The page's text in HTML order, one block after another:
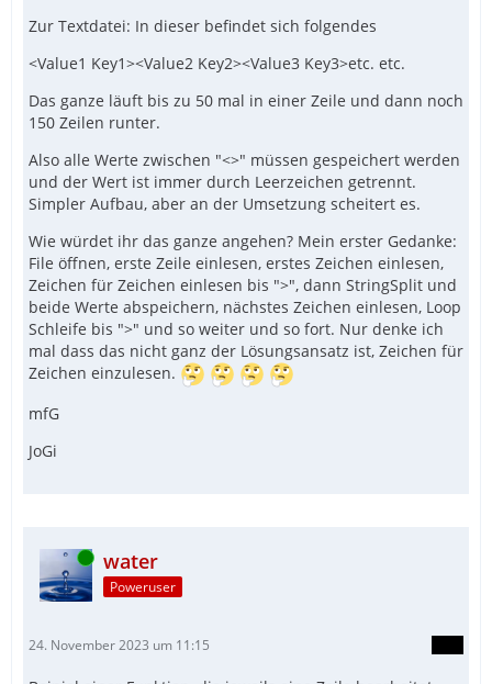
Zur Textdatei: In dieser befindet sich folgendes
<Value1 Key1><Value2 Key2><Value3 Key3>etc. etc.
Das ganze läuft bis zu 50 mal in einer Zeile und dann noch
150 Zeilen runter.
Also alle Werte zwischen "<>" müssen gespeichert werden
und der Wert ist immer durch Leerzeichen getrennt.
Simpler Aufbau, aber an der Umsetzung scheitert es.
Wie würdet ihr das ganze angehen? Mein erster Gedanke:
File öffnen, erste Zeile einlesen, erstes Zeichen einlesen,
Zeichen für Zeichen einlesen bis ">", dann StringSplit und
beide Werte abspeichern, nächstes Zeichen einlesen, Loop
Schleife bis ">" und so weiter und so fort. Nur denke ich
mal dass das nicht ganz der Lösungsansatz ist, Zeichen für
Zeichen einzulesen.
mfG
JoGi
Online water
Poweruser
24. November 2023 um 11:15